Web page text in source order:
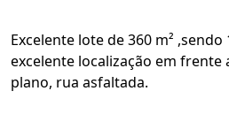
Excelente lote de 360 m² ,sendo
excelente localização em frente
plano, rua asfaltada.